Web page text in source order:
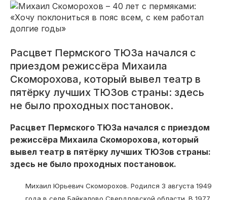
Расцвет Пермского ТЮЗа начался с
приездом режиссёра Михаила
Скоморохова, который вывел театр в
пятёрку лучших ТЮЗов страны: здесь
не было проходных постановок.
Расцвет Пермского ТЮЗа начался с приездом
режиссёра Михаила Скоморохова, который
вывел театр в пятёрку лучших ТЮЗов страны:
здесь не было проходных постановок.
Михаил Юрьевич Скоморохов. Родился 3 августа 1949